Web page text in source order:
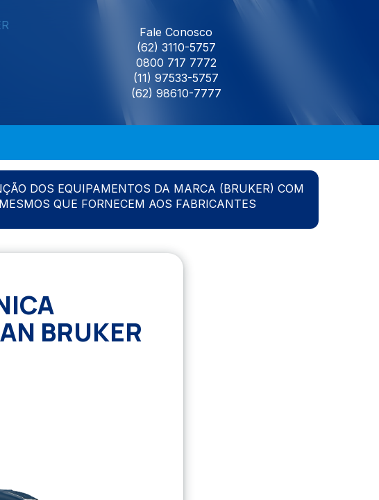
Fale Conosco
(62) 3110-5757
0800 717 7772
(11) 97533-5757
(62) 98610-7777
DOS EQUIPAMENTOS DA MARCA (BRUKER) COM
QUE FORNECEM AOS FABRICANTES
BRUKER